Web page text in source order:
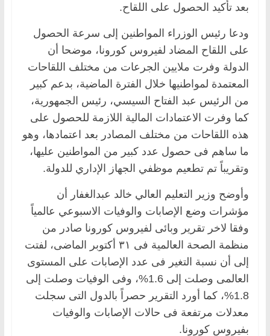
بعد تأكيد الحصول على اللقاح.
ودعا رئيس الوزراء المواطنين إلى سرعة الحصول
على اللقاح المضاد لفيروس كورونا، موضحا أن
الدولة وفرت ملايين الجرعات من مختلف اللقاحات
المعتمدة لمواطنيها خلال الفترة الماضية، بدعم كبير
من الرئيس عبد الفتاح السيسي، رئيس الجمهورية،
كما وفرت الاعتمادات المالية اللازمة للحصول على
هذه اللقاحات من مختلف المصادر بعد اعتمادها، وهو
ما ساهم فى حصول عدد كبير من المواطنين عليها،
وتقريباً تم تطعيم موظفي الجهاز الإداري للدولة.
وأوضح وزير التعليم العالي خالد عبدالغفار أن
مؤشرات وضع الإصابات والوفيات الاسبوعي عالمياً
وفقا لاخر تقرير وبائى لفيروس كورونا صادر من
منظمة الصحة العالمية فى ٣١ أكتوبر الماضى، لفتت
إلى أن نسبة التغير فى عدد الإصابات على المستوى
العالمى وصلت إلى 1.6%، وفى الوفيات وصلت إلى
1.8%، كما أورد التقرير حصراً بالدول التى سجلت
معدلات مرتفعة فى حالات الإصابات والوفيات
بفيروس كورونا.